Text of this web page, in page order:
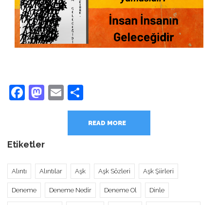
Facebook
Mastodon
Email
READ MORE
Etiketler
Alıntı Alıntılar Aşk Aşk Sözleri Aşk Şiirleri
Deneme Deneme Nedir Deneme Ol Dinle